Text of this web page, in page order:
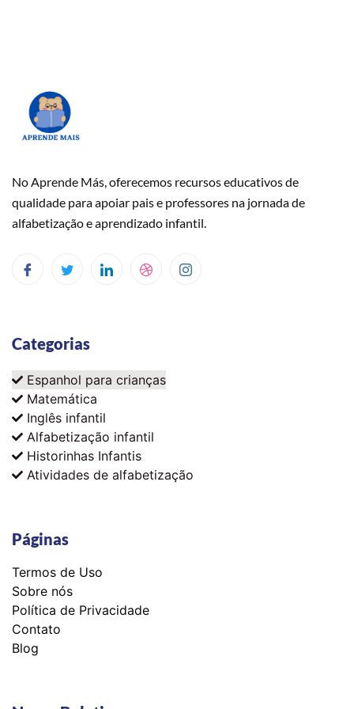
No Aprende Más, oferecemos recursos educativos de
qualidade para apoiar pais e professores na jornada de
alfabetização e aprendizado infantil.
Categorias
Espanhol para crianças
Matemática
Inglês infantil
Alfabetização infantil
Historinhas Infantis
Atividades de alfabetização
Páginas
Termos de Uso
Sobre nós
Política de Privacidade
Contato
Blog